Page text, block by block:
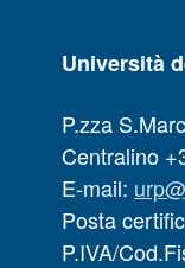
Università
P.zza
Centralino
E-mail:
Posta
P.IVA/